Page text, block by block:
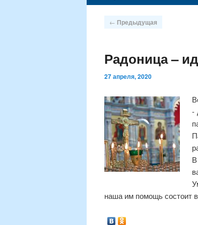
Навигация
← Предыдущая
Радоница –
27 апреля, 2020
-
наша им помощь состоит